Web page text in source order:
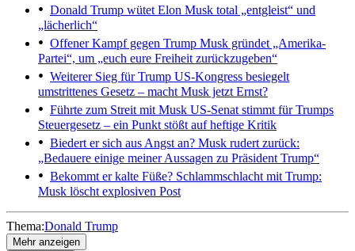
Donald Trump wütet Elon Musk total „entgleist“ und
„lächerlich“
Offener Kampf gegen Trump Musk gründet „Amerika-
Partei“, um „euch eure Freiheit zurückzugeben“
Weiterer Sieg für Trump US-Kongress besiegelt
umstrittenes Gesetz – macht Musk jetzt Ernst?
Führte zum Streit mit Musk US-Senat stimmt für Trumps
Steuergesetz – ein Punkt stößt auf heftige Kritik
Biedert er sich aus Angst an? Musk rudert zurück:
„Bedauere einige meiner Aussagen zu Präsident Trump“
Bekommt er kalte Füße? Schlammschlacht mit Trump:
Musk löscht explosiven Post
Thema:Donald Trump
Mehr anzeigen